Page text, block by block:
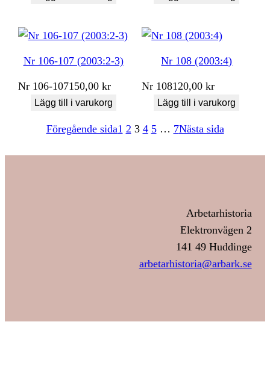
Nr 106-107 (2003:2-3)
Nr 106-107150,00kr
Lägg till i varukorg
Nr 108 (2003:4)
Nr 108120,00kr
Lägg till i varukorg
Föregående sida1 2 3 4 5 … 7Nästa sida
Arbetarhistoria
Elektronvägen 2
141 49 Huddinge
arbetarhistoria@arbark.se